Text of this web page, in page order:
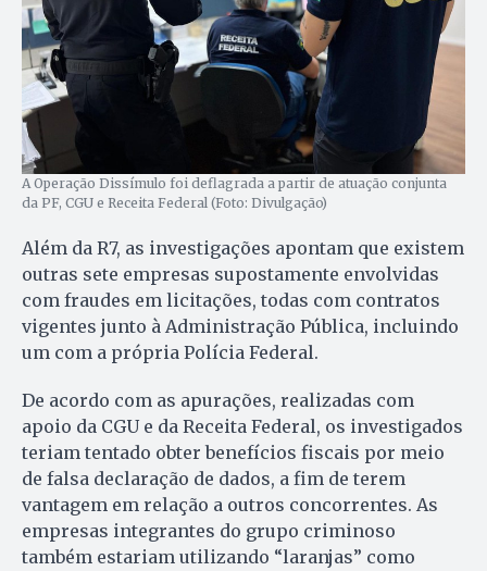
A Operação Dissímulo foi deflagrada a partir de atuação conjunta
da PF, CGU e Receita Federal (Foto: Divulgação)
Além da R7, as investigações apontam que existem
outras sete empresas supostamente envolvidas
com fraudes em licitações, todas com contratos
vigentes junto à Administração Pública, incluindo
um com a própria Polícia Federal.
De acordo com as apurações, realizadas com
apoio da CGU e da Receita Federal, os investigados
teriam tentado obter benefícios fiscais por meio
de falsa declaração de dados, a fim de terem
vantagem em relação a outros concorrentes. As
empresas integrantes do grupo criminoso
também estariam utilizando “laranjas” como